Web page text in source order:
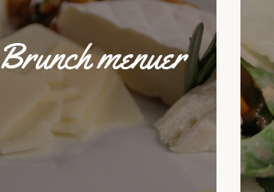
Brunch menuer